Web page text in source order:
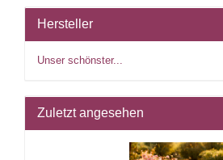
Hersteller
Unser schönster...
Zuletzt angesehen